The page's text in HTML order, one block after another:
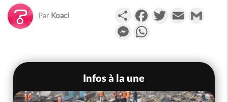
Par Koaci PartagerFacebookTwitterEmail
Messenger
Infos à la une